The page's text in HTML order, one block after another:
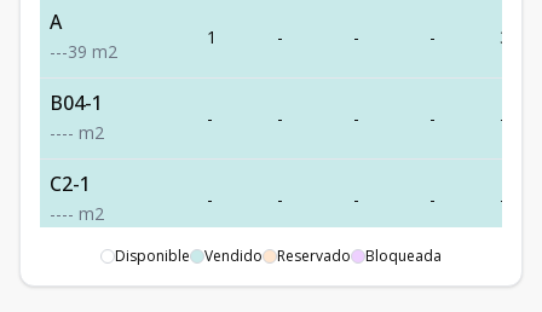
A
---39 m2
1 - - - 39
B04-1
---- m2
- - - - -
C2-1
---- m2
- - - - -
C01-2 Disponible Vendido Reservado Bloqueada